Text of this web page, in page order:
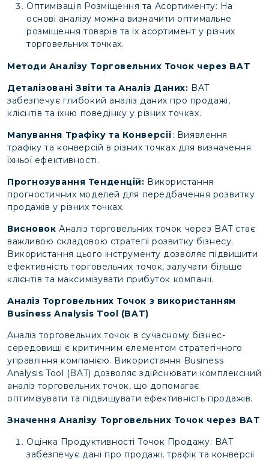
Оптимізація Розміщення та Асортименту: На
основі аналізу можна визначити оптимальне
розміщення товарів та їх асортимент у різних
торговельних точках.
Методи Аналізу Торговельних Точок через BAT
Деталізовані Звіти та Аналіз Даних: BAT
забезпечує глибокий аналіз даних про продажі,
клієнтів та їхню поведінку у різних точках.
Мапування Трафіку та Конверсії: Виявлення
трафіку та конверсій в різних точках для визначення
їхньої ефективності.
Прогнозування Тенденцій: Використання
прогностичних моделей для передбачення розвитку
продажів у різних точках.
ВисновокАналіз торговельних точок через BAT стає
важливою складовою стратегії розвитку бізнесу.
Використання цього інструменту дозволяє підвищити
ефективність торговельних точок, залучати більше
клієнтів та максимізувати прибуток компанії.
Аналіз Торговельних Точок з використанням
Business Analysis Tool (BAT)
Аналіз торговельних точок в сучасному бізнес-
середовищі є критичним елементом стратегічного
управління компанією. Використання Business
Analysis Tool (BAT) дозволяє здійснювати комплексний
аналіз торговельних точок, що допомагає
оптимізувати та підвищувати ефективність продажів.
Значення Аналізу Торговельних Точок через BAT
Оцінка Продуктивності Точок Продажу: BAT
забезпечує дані про продажі, трафік та конверсії